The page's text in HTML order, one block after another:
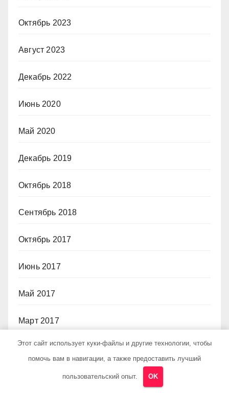
Октябрь 2023
Август 2023
Декабрь 2022
Июнь 2020
Май 2020
Декабрь 2019
Октябрь 2018
Сентябрь 2018
Октябрь 2017
Июнь 2017
Май 2017
Март 2017
Февраль 2017
Этот сайт использует куки-файлы и другие технологии, чтобы
помочь вам в навигации, а также предоставить лучший
пользовательский опыт. OK